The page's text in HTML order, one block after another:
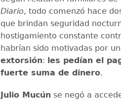
Diario, todo comenzó hace
que brindan seguridad
hostigamiento constante
habrían sido motivadas por
extorsión: les pedían el
fuerte suma de dinero.
Julio Mucún se negó a